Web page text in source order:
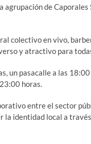
de
colectivo en vivo,
y atractivo para
un pasacalle a las
horas.
entre el sector
identidad local a